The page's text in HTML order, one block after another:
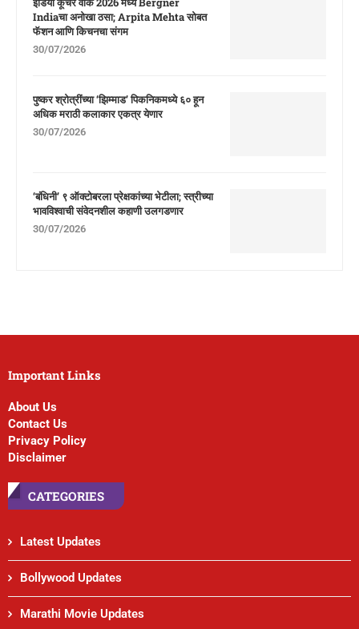
Indiaचा अनोखा ठसा; Arpita Mehta सोबत
फॅशन आणि किचनचा संगम
30/07/2026
पुष्कर श्रोत्रींच्या ‘झिम्माड’ पिकनिकमध्ये ६० हून
अधिक मराठी कलाकार एकत्र येणार
30/07/2026
‘बंधिनी’ ९ ऑक्टोबरला प्रेक्षकांच्या भेटीला; स्त्रीच्या
भावविश्वाची संवेदनशील कहाणी उलगडणार
30/07/2026
Important Links
About Us
Contact Us
Privacy Policy
Disclaimer
CATEGORIES
Latest Updates
Bollywood Updates
Marathi Movie Updates